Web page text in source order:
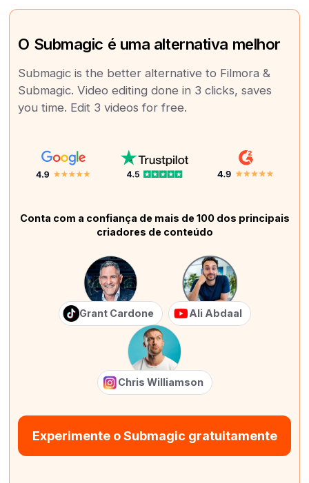
O Submagic é uma alternativa melhor
Submagic is the better alternative to Filmora &
Submagic. Video editing done in 3 clicks, saves
you time. Edit 3 videos for free.
Conta com a confiança de mais de 100 dos principais
criadores de conteúdo
Grant Cardone Ali Abdaal
Chris Williamson
Experimente o Submagic gratuitamente